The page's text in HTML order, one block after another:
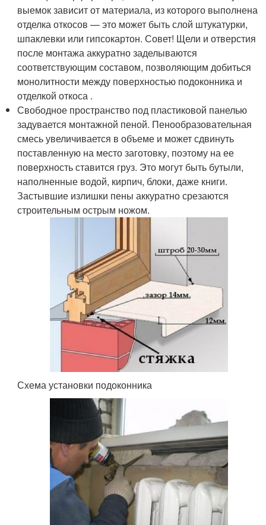
выемок зависит от материала, из которого выполнена
отделка откосов — это может быть слой штукатурки,
шпаклевки или гипсокартон. Совет! Щели и отверстия
после монтажа аккуратно заделываются
соответствующим составом, позволяющим добиться
монолитности между поверхностью подоконника и
отделкой откоса .
Свободное пространство под пластиковой панелью
задувается монтажной пеной. Пенообразовательная
смесь увеличивается в объеме и может сдвинуть
поставленную на место заготовку, поэтому на ее
поверхность ставится груз. Это могут быть бутыли,
наполненные водой, кирпич, блоки, даже книги.
Застывшие излишки пены аккуратно срезаются
строительным острым ножом.
Схема установки подоконника